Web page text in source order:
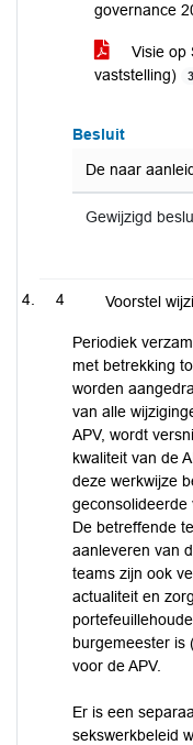
governance
Visie op
vaststelling)
Besluit
De naar
Gewijzigd
4 Voorstel
Periodiek
met betrekking
worden
van alle
APV, wordt
kwaliteit van de
deze werkwijze
geconsolideerde
De betreffende
aanleveren van
teams zijn ook
actualiteit en
burgemeester is
voor de APV.
Er is een
sekswerkbeleid